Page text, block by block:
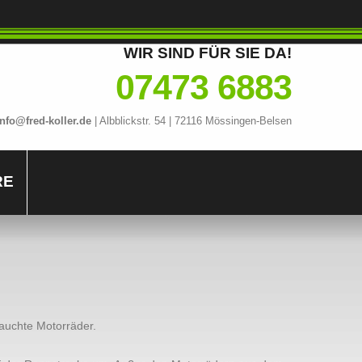
WIR SIND FÜR SIE DA!
07473 6883
koller.de Albblickstr. 54 72116 Mössingen-Belsen
Motorräder.